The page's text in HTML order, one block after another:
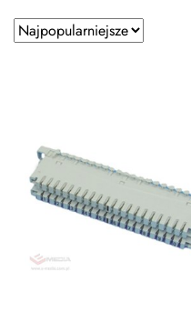
Zastosowano
sortowanie:
Sortuj
według